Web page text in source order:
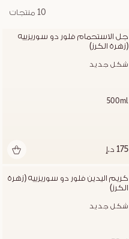
10 منتجات
(زهرة الكرز)
شكل جديد
500ml
175 د.إ
الكرز)
شكل جديد